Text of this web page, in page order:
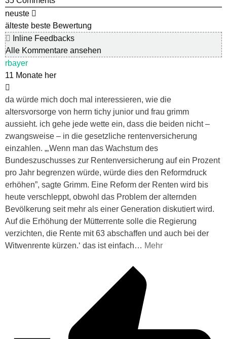
neuste
älteste beste Bewertung
Inline Feedbacks
Alle Kommentare ansehen
rbayer
11 Monate her
da würde mich doch mal interessieren, wie die
altersvorsorge von herrn tichy junior und frau grimm
aussieht. ich gehe jede wette ein, dass die beiden nicht –
zwangsweise – in die gesetzliche rentenversicherung
einzahlen. „‚Wenn man das Wachstum des
Bundeszuschusses zur Rentenversicherung auf ein Prozent
pro Jahr begrenzen würde, würde dies den Reformdruck
erhöhen”, sagte Grimm. Eine Reform der Renten wird bis
heute verschleppt, obwohl das Problem der alternden
Bevölkerung seit mehr als einer Generation diskutiert wird.
Auf die Erhöhung der Mütterrente solle die Regierung
verzichten, die Rente mit 63 abschaffen und auch bei der
Witwenrente kürzen.‘ das ist einfach… Mehr